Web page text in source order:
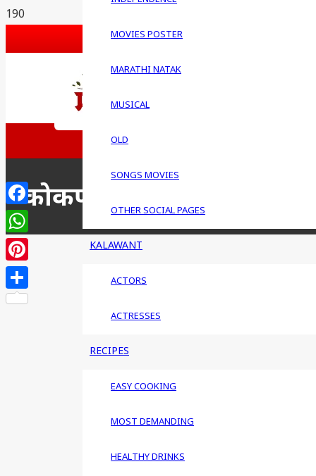
PINTEREST
BLOGSPOT
MOVIES POSTER
MARATHI NATAK
MUSICAL
OLD
SONGS MOVIES
OTHER SOCIAL PAGES
KALAWANT
ACTORS
ACTRESSES
RECIPES
EASY COOKING
MOST DEMANDING
HEALTHY DRINKS
कोकणस्त मराठी चित्रपट
Facebook
WhatsApp
Pinterest
Share